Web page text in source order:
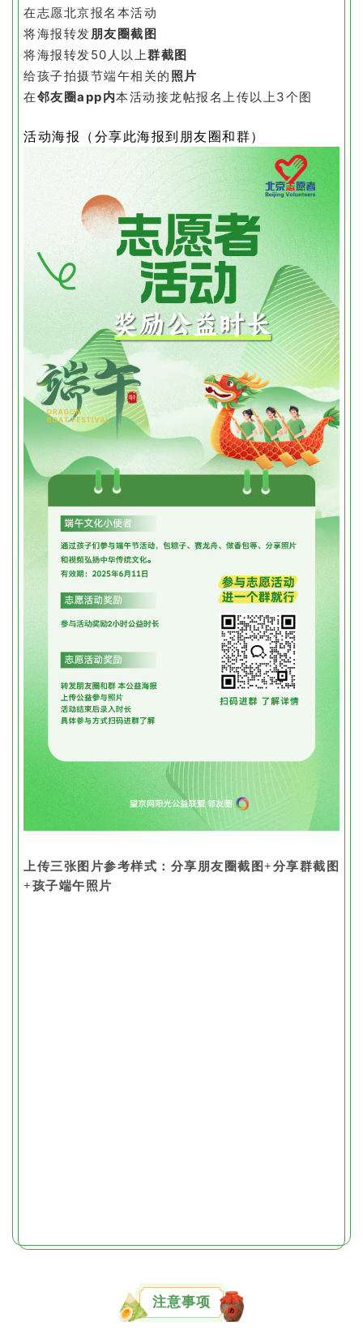
在志愿北京报名本活动
将海报转发朋友圈截图
将海报转发50人以上群截图
给孩子拍摄节端午相关的 照片
在邻友圈app内本活动接龙帖报名上传以上3个图
活动海报（分享此海报到朋友圈和群）
上传三张图片参考样式：分享朋友圈截图+分享群截图
+孩子端午照片
👌活动结束后录入公益时长
1、志愿北京报名时填写孩子身份证号；接龙时填写志愿者